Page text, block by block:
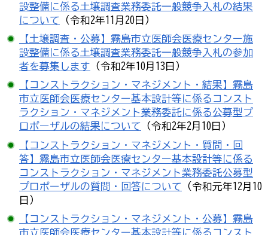
設整備に係る土壌調査業務委託一般競争入札の結果
について （令和2年11月20日）
【土壌調査・公募】霧島市立医師会医療センター施
設整備に係る土壌調査業務委託一般競争入札の参加
者を募集します （令和2年10月13日）
【コンストラクション・マネジメント・結果】霧島
市立医師会医療センター基本設計等に係るコンスト
ラクション・マネジメント業務委託に係る公募型プ
ロポーザルの結果について （令和2年2月10日）
【コンストラクション・マネジメント・質問・回
答】霧島市立医師会医療センター基本設計等に係る
コンストラクション・マネジメント業務委託公募型
プロポーザルの質問・回答について （令和元年12月10
日）
【コンストラクション・マネジメント・公募】霧島
市立医師会医療センター基本設計等に係るコンスト